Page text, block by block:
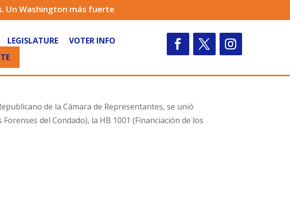
Un Washington más fuerte
LEGISLATURE
VOTER INFO
de la Cámara de Representantes, se unió
del Condado), la HB 1001 (Financiación de los